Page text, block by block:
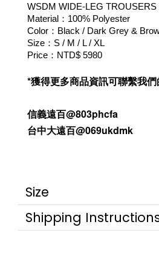
WSDM WIDE-LEG TROUSERS
Material：100% Polyester
Color：Black / Dark Grey &
Size：S / M / L / XL
Price：NTD$ 5980
*獲得更多商品資訊可聯繫我
信義遠百@803phcfa
台中大遠百@069ukdmk
Size
Shipping